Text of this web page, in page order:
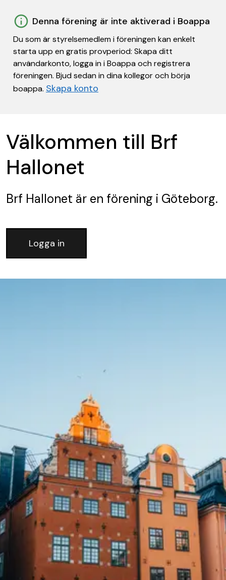
Denna förening är inte aktiverad i Boappa
Du som är styrelsemedlem i föreningen kan enkelt
starta upp en gratis provperiod: Skapa ditt
användarkonto, logga in i Boappa och registrera
föreningen. Bjud sedan in dina kollegor och börja
boappa. Skapa konto
Välkommen till Brf
Hallonet
Brf Hallonet är en förening i Göteborg.
Logga in